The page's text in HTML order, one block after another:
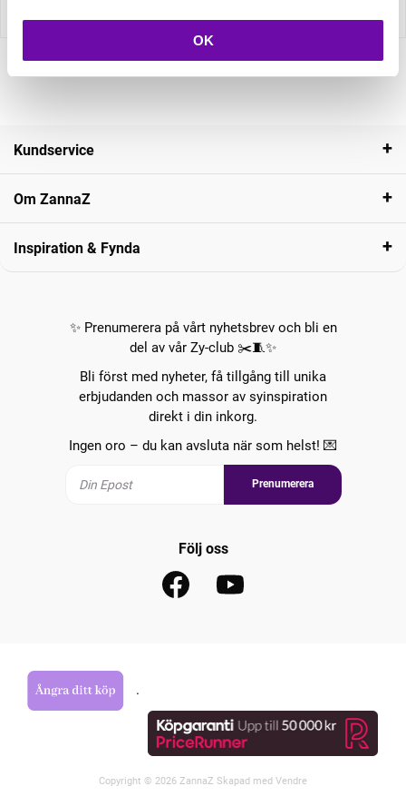
OK
Kundservice
Om ZannaZ
Inspiration & Fynda
✨ Prenumerera på vårt nyhetsbrev och bli en
del av vår Zy-club ✂️🧵✨
Bli först med nyheter, få tillgång till unika
erbjudanden och massor av syinspiration
direkt i din inkorg.
Ingen oro – du kan avsluta när som helst! 💌
Prenumerera
Följ oss
.
Copyright © 2026 ZannaZ Skapad med Vendre